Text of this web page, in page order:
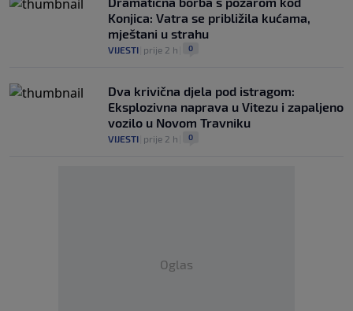
Konjica: Vatra se približila kućama,
mještani u strahu
VIJESTI prije 2 h 0
Dva krivična djela pod istragom:
Eksplozivna naprava u Vitezu i zapaljeno
vozilo u Novom Travniku
VIJESTI prije 2 h 0
Oglas